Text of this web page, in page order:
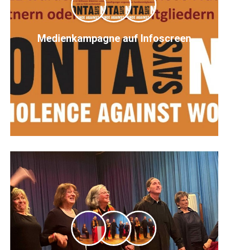
Medienkampagne auf Infoscreen